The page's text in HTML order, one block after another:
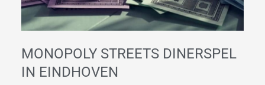
MONOPOLY STREETS DINERSPEL
IN EINDHOVEN